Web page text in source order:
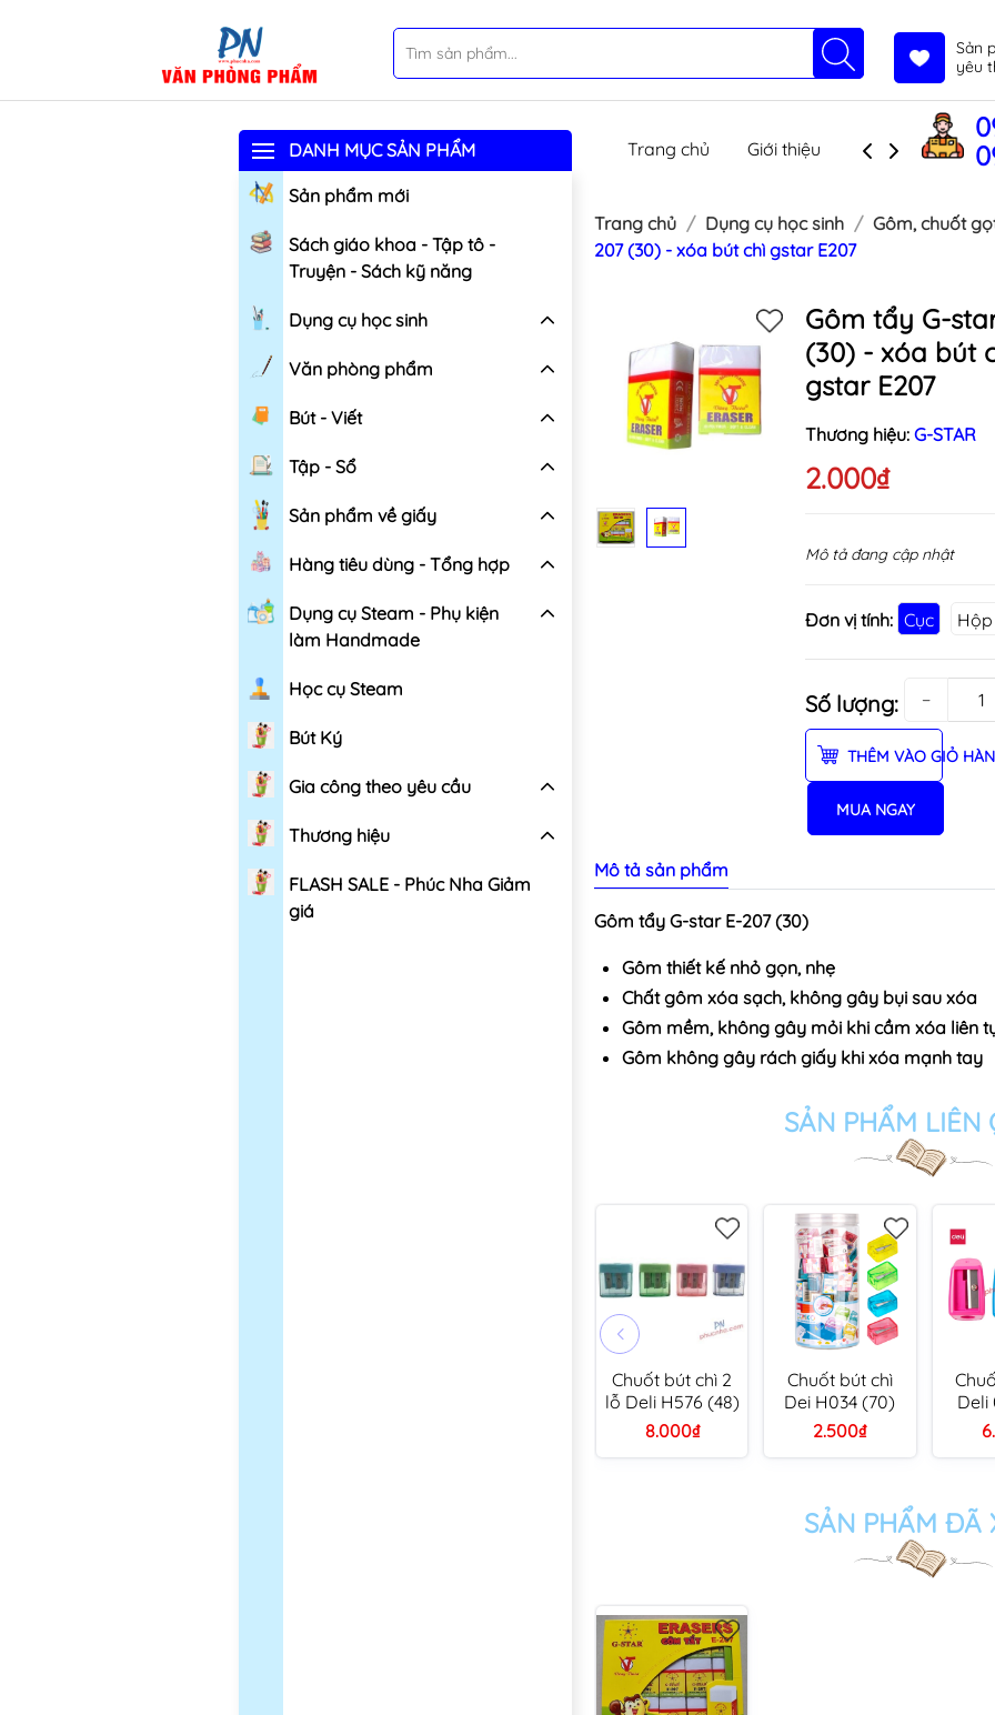
Sản
yêu
DANH MỤC SẢN PHẨM
Sản phẩm mới
Sách giáo khoa - Tập tô -
Truyện - Sách kỹ năng
Dụng cụ học sinh
Văn phòng phẩm
Bút - Viết
Tập - Sổ
Sản phẩm về giấy
Hàng tiêu dùng - Tổng hợp
Dụng cụ Steam - Phụ kiện
làm Handmade
Học cụ Steam
Bút Ký
Gia công theo yêu cầu
Thương hiệu
FLASH SALE - Phúc Nha Giảm
giá
Trang chủ Giới thiệu Sản phẩm
Trang chủ Dụng cụ học sinh
Gôm, chuốt
207 (30) - xóa bút chì gstar E207
Gôm tẩy G-
(30) - xóa bút
gstar E207
Thương hiệu: G-STAR
2.000₫
Mô tả đang cập nhật
Đơn vị tính: Cục
Số lượng: −
THÊM VÀO GIỎ
MUA NGAY
Mô tả sản phẩm
Gôm tẩy G-star E-207 (30)
Gôm thiết kế nhỏ gọn, nhẹ
Chất gôm xóa sạch, không gây bụi sau xóa
Gôm mềm, không gây mỏi khi cầm xóa liên
Gôm không gây rách giấy khi xóa mạnh tay
SẢN PHẨM LIÊN
Chuốt bút chì 2
lỗ Deli H576 (48)
8.000₫
Chuốt bút chì
Dei H034 (70)
2.500₫
Deli
SẢN PHẨM ĐÃ